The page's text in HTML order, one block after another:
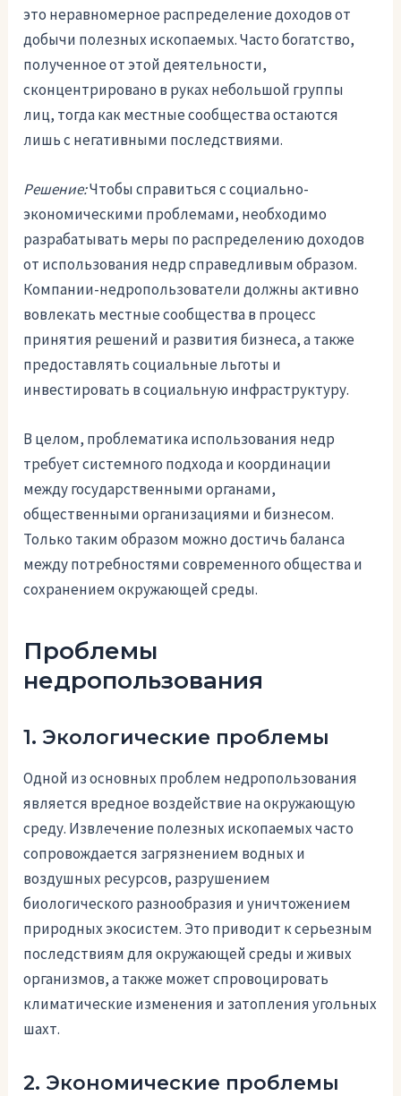
это неравномерное распределение доходов от
добычи полезных ископаемых. Часто богатство,
полученное от этой деятельности,
сконцентрировано в руках небольшой группы
лиц, тогда как местные сообщества остаются
лишь с негативными последствиями.
Решение:Чтобы справиться с социально-
экономическими проблемами, необходимо
разрабатывать меры по распределению доходов
от использования недр справедливым образом.
Компании-недропользователи должны активно
вовлекать местные сообщества в процесс
принятия решений и развития бизнеса, а также
предоставлять социальные льготы и
инвестировать в социальную инфраструктуру.
В целом, проблематика использования недр
требует системного подхода и координации
между государственными органами,
общественными организациями и бизнесом.
Только таким образом можно достичь баланса
между потребностями современного общества и
сохранением окружающей среды.
Проблемы
недропользования
1. Экологические проблемы
Одной из основных проблем недропользования
является вредное воздействие на окружающую
среду. Извлечение полезных ископаемых часто
сопровождается загрязнением водных и
воздушных ресурсов, разрушением
биологического разнообразия и уничтожением
природных экосистем. Это приводит к серьезным
последствиям для окружающей среды и живых
организмов, а также может спровоцировать
климатические изменения и затопления угольных
шахт.
2. Экономические проблемы